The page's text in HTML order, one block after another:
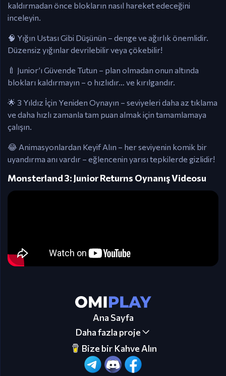
kaldırmadan önce blokların nasıl hareket edeceğini
inceleyin.
🧠 Yığın Ustası Gibi Düşünün – denge ve ağırlık önemlidir.
Düzensiz yığınlar devrilebilir veya çökebilir!
🍼 Junior’ı Güvende Tutun – plan olmadan onun altında
blokları kaldırmayın – o hızlıdır… ve kırılgandır.
🌟 3 Yıldız İçin Yeniden Oynayın – seviyeleri daha az tıklama
ve daha hızlı zamanla tam puan almak için tamamlamaya
çalışın.
😂 Animasyonlardan Keyif Alın – her seviyenin komik bir
uyandırma anı vardır – eğlencenin yarısı tepkilerde gizlidir!
Monsterland 3: Junior Returns Oynanış Videosu
Ana Sayfa
Daha fazla proje
Bize bir Kahve Alın